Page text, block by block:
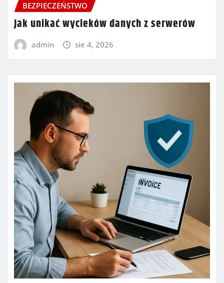
BEZPIECZEŃSTWO
Jak unikać wycieków danych z serwerów
admin sie 4, 2026